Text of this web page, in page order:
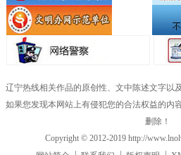
辽宁热线相关作品的原创性、文中陈述文字以
如果您发现本网站上有侵犯您的合法权益的内
删除！
Copyright © 2012-2019 http://